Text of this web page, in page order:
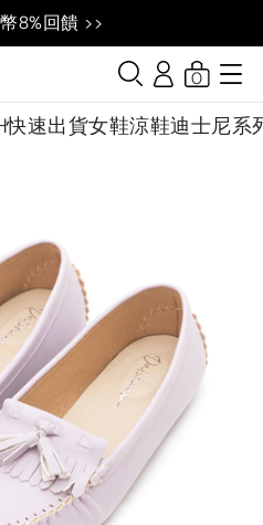
8%回饋 >>
快速出貨女鞋涼鞋迪士尼系
0